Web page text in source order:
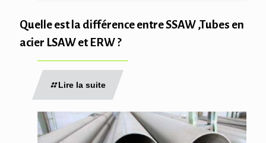
Quelle est la différence entre SSAW ,Tubes en
acier LSAW et ERW ?
Lire la suite